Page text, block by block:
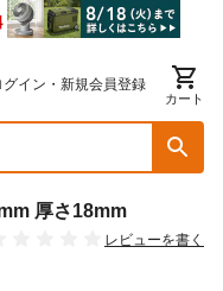
グイン・新規会員登録
カート
厚さ18mm
レビューを書く